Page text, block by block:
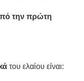
την πρώτη
του ελαίου είναι: